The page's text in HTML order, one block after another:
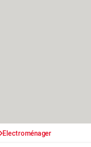
Electroménager